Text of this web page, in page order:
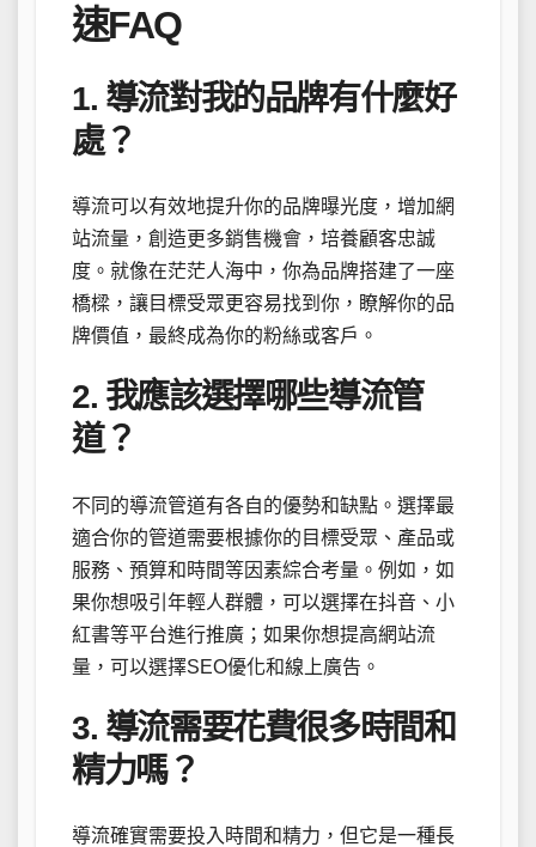
速FAQ
1. 導流對我的品牌有什麼好
處？
導流可以有效地提升你的品牌曝光度，增加網
站流量，創造更多銷售機會，培養顧客忠誠
度。就像在茫茫人海中，你為品牌搭建了一座
橋樑，讓目標受眾更容易找到你，瞭解你的品
牌價值，最終成為你的粉絲或客戶。
2. 我應該選擇哪些導流管
道？
不同的導流管道有各自的優勢和缺點。選擇最
適合你的管道需要根據你的目標受眾、產品或
服務、預算和時間等因素綜合考量。例如，如
果你想吸引年輕人群體，可以選擇在抖音、小
紅書等平台進行推廣；如果你想提高網站流
量，可以選擇SEO優化和線上廣告。
3. 導流需要花費很多時間和
精力嗎？
導流確實需要投入時間和精力，但它是一種長